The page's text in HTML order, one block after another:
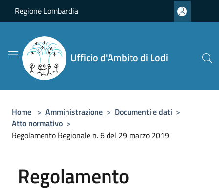
Salta al contenuto principale
Regione Lombardia
Ufficio d'Ambito di Lodi
Home > Amministrazione > Documenti e dati >
Atto normativo >
Regolamento Regionale n. 6 del 29 marzo 2019
Regolamento